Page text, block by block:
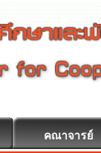
คณาจารย์